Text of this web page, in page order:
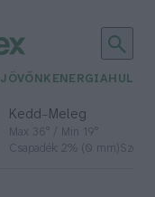
JÖVŐNK ENERGIA
Kedd– Meleg
Max 36° / Min 19°
Csapadék: 2% (0 mm)Szél: